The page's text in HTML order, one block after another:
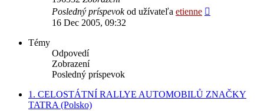
Posledný príspevokod užívateľa etienne
16 Dec 2005, 09:32
Témy
Odpovedí
Zobrazení
Posledný príspevok
1. CELOSTÁTNÍ RALLYE AUTOMOBILŮ ZNAČKY
TATRA (Polsko)